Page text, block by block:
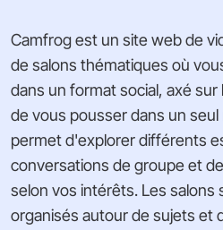
Camfrog est un site web de
de salons thématiques où
dans un format social, axé sur
de vous pousser dans un
permet d'explorer différents
conversations de groupe et
selon vos intérêts. Les salons
organisés autour de sujets et